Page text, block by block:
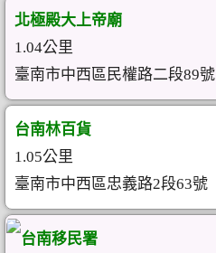
北極殿大上帝廟
1.04公里
臺南市中西區民權路二段89號
台南林百貨
1.05公里
臺南市中西區忠義路2段63號
台南移民署